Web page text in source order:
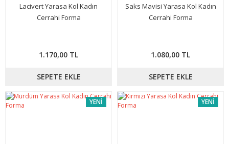
Lacivert Yarasa Kol Kadın
Cerrahi Forma
1.170,00 TL
SEPETE EKLE
Saks Mavisi Yarasa Kol Kadın
Cerrahi Forma
1.080,00 TL
SEPETE EKLE
YENİ YENİ